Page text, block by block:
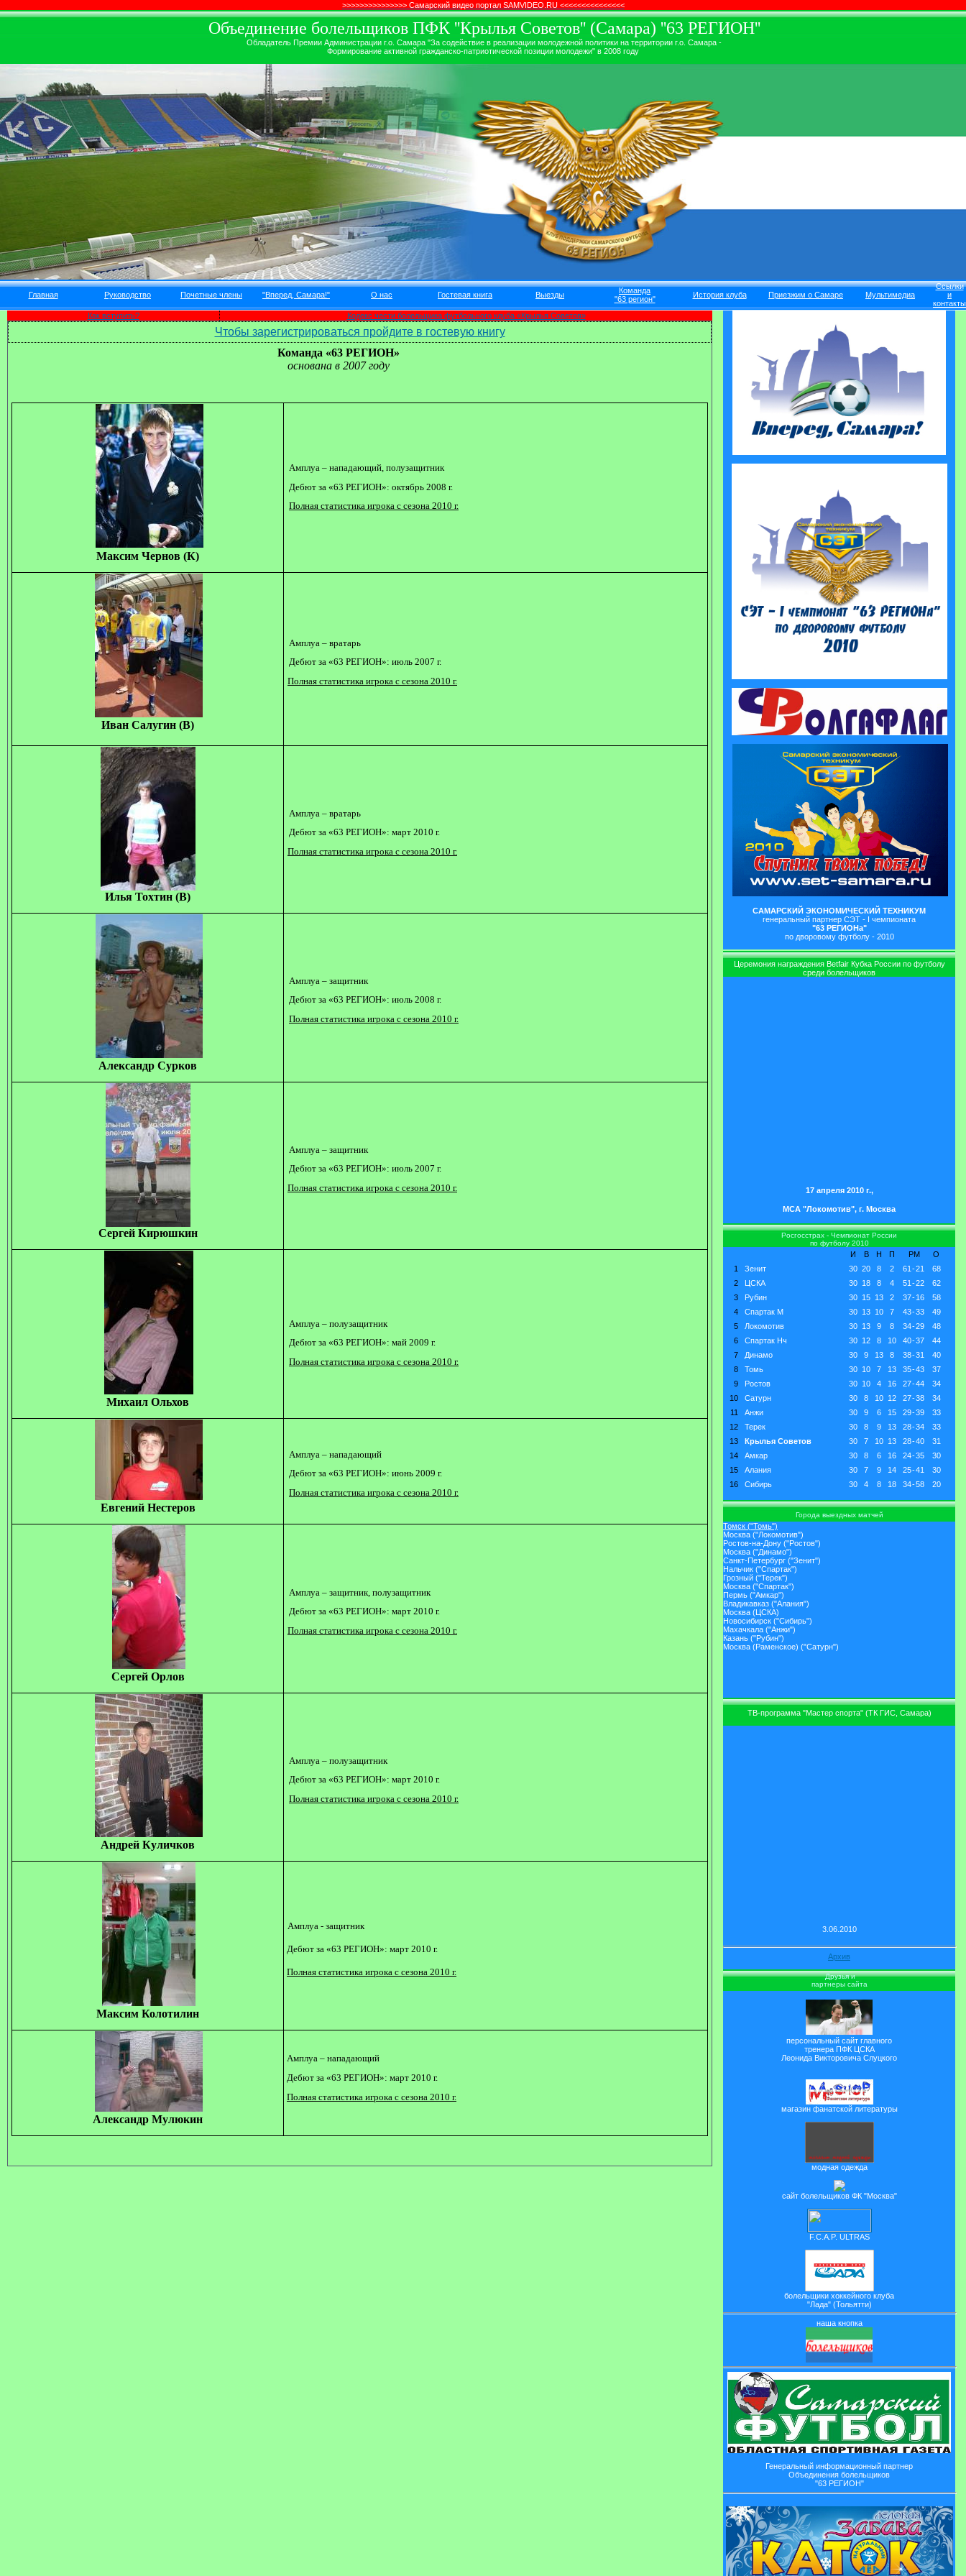
>>>>>>>>>>>>>>> Самарский видео портал SAMVIDEO.RU <<<<<<<<<<<<<<<
Объединение болельщиков ПФК ''Крылья Советов'' (Самара) ''63 РЕГИОН''
Обладатель Премии Администрации г.о. Самара "За содействие в реализации молодежной политики на территории г.о. Самара -
Формирование активной гражданско-патриотической позиции молодежи" в 2008 году
Главная Руководство Почетные члены "Вперед, Самара!" О нас Гостевая книга Выезды
Команда
"63 регион"
История клуба Приезжим о Самаре Мультимедиа
Ссылки
и
контакты
Как вступить?
Кодекс чести болельщика футбольного клуба «Крылья Советов»
Чтобы зарегистрироваться пройдите в гостевую книгу
Команда «63 РЕГИОН»
основана в 2007 году
Максим Чернов (К)
Амплуа – нападающий, полузащитник
Дебют за «63 РЕГИОН»: октябрь 2008 г.
Полная статистика игрока с сезона 2010 г.
Иван Салугин (В)
Амплуа – вратарь
Дебют за «63 РЕГИОН»: июль 2007 г.
Полная статистика игрока с сезона 2010 г.
Илья Тохтин (В)
Амплуа – вратарь
Дебют за «63 РЕГИОН»: март 2010 г.
Полная статистика игрока с сезона 2010 г.
Александр Сурков
Амплуа – защитник
Дебют за «63 РЕГИОН»: июль 2008 г.
Полная статистика игрока с сезона 2010 г.
Сергей Кирюшкин
Амплуа – защитник
Дебют за «63 РЕГИОН»: июль 2007 г.
Полная статистика игрока с сезона 2010 г.
Михаил Ольхов
Амплуа – полузащитник
Дебют за «63 РЕГИОН»: май 2009 г.
Полная статистика игрока с сезона 2010 г.
Евгений Нестеров
Амплуа – нападающий
Дебют за «63 РЕГИОН»: июнь 2009 г.
Полная статистика игрока с сезона 2010 г.
Сергей Орлов
Амплуа – защитник, полузащитник
Дебют за «63 РЕГИОН»: март 2010 г.
Полная статистика игрока с сезона 2010 г.
Андрей Куличков
Амплуа – полузащитник
Дебют за «63 РЕГИОН»: март 2010 г.
Полная статистика игрока с сезона 2010 г.
Максим Колотилин
Амплуа - защитник
Дебют за «63 РЕГИОН»: март 2010 г.
Полная статистика игрока с сезона 2010 г.
Александр Мулюкин
Амплуа – нападающий
Дебют за «63 РЕГИОН»: март 2010 г.
Полная статистика игрока с сезона 2010 г.
САМАРСКИЙ ЭКОНОМИЧЕСКИЙ ТЕХНИКУМ
генеральный партнер СЭТ - I чемпионата
"63 РЕГИОНа"
по дворовому футболу - 2010
Церемония награждения Betfair Кубка России по футболу
среди болельщиков
17 апреля 2010 г.,
МСА "Локомотив", г. Москва
Росгосстрах - Чемпионат России
по футболу 2010
И В Н П РМ
О
1
Зенит 30 20 8 2 61 -21
68
2
ЦСКА 30 18 8 4 51 -22
62
3
Рубин 30 15 13 2 37-16
58
4
Спартак М 30 13 10 7 43-33
49
5
Локомотив 30 13 9 8 34-29
48
6
Спартак Нч 30 12 8 10 40-37
44
7
Динамо 30 9 13 8 38-31
40
8
Томь 30 10 7 13 35-43
37
9
Ростов 30 10 4 16 27-44
34
10
Сатурн 30 8 10 12 27-38
34
11
Анжи 30 9 6 15 29-39
33
12
Терек 30 8 9 13 28-34
33
13
Крылья Советов 30 7 10 13 28-40
31
14
Амкар 30 8 6 16 24-35
30
15
Алания 30 7 9 14 25-41
30
16
Сибирь 30 4 8 18 34-58 20
Города выездных матчей
Томск ("Томь")
Москва ("Локомотив")
Ростов-на-Дону ("Ростов")
Москва ("Динамо")
Санкт-Петербург ("Зенит")
Нальчик ("Спартак")
Грозный ("Терек")
Москва ("Спартак")
Пермь ("Амкар")
Владикавказ ("Алания")
Москва (ЦСКА)
Новосибирск ("Сибирь")
Махачкала ("Анжи")
Казань ("Рубин")
Москва (Раменское) ("Сатурн")
ТВ-программа "Мастер спорта" (ТК ГИС, Самара)
3.06.2010
Архив
Друзья и
партнеры сайта
персональный сайт главного
тренера ПФК ЦСКА
Леонида Викторовича Слуцкого
магазин фанатской литературы
модная одежда
сайт болельщиков ФК "Москва"
F.C.A.P. ULTRAS
болельщики хоккейного клуба
"Лада" (Тольятти)
наша кнопка
Генеральный информационный партнер
Объединения болельщиков
"63 РЕГИОН"